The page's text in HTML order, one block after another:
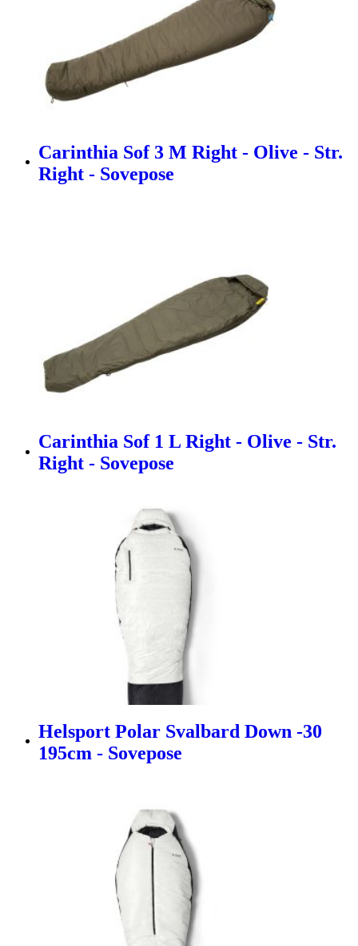
Carinthia Sof 3 M Right - Olive - Str.
Right - Sovepose
Carinthia Sof 1 L Right - Olive - Str.
Right - Sovepose
Helsport Polar Svalbard Down -30
195cm - Sovepose